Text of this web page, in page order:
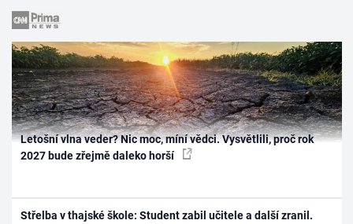
Letošní vlna veder? Nic moc, míní vědci. Vysvětlili, proč rok
2027 bude zřejmě daleko horší
Střelba v thajské škole: Student zabil učitele a další zranil.